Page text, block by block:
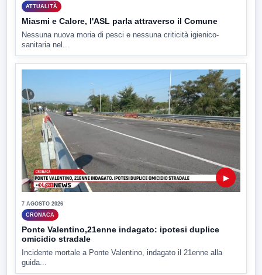
ATTUALITÀ
Miasmi e Calore, l'ASL parla attraverso il Comune
Nessuna nuova moria di pesci e nessuna criticità igienico-
sanitaria nel...
▶
7 AGOSTO 2026
CRONACA
Ponte Valentino,21enne indagato: ipotesi duplice
omicidio stradale
Incidente mortale a Ponte Valentino, indagato il 21enne alla
guida...